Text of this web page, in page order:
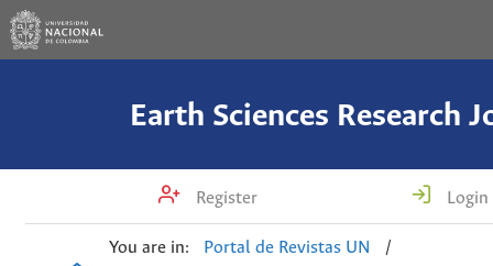
Earth Sciences Research
Register Login
You are in: Portal de Revistas UN
/